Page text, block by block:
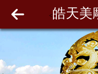
<皓天美